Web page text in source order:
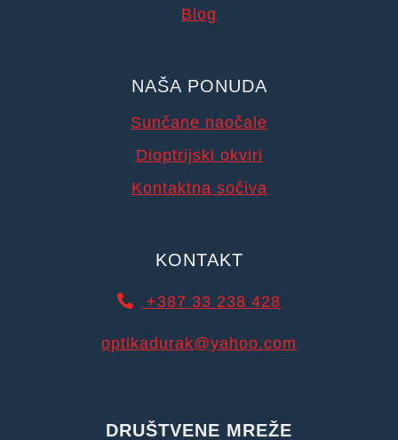
Blog
NAŠA PONUDA
Sunčane naočale
Dioptrijski okviri
Kontaktna sočiva
KONTAKT
+387 33 238 428
optikadurak@yahoo.com
DRUŠTVENE MREŽE